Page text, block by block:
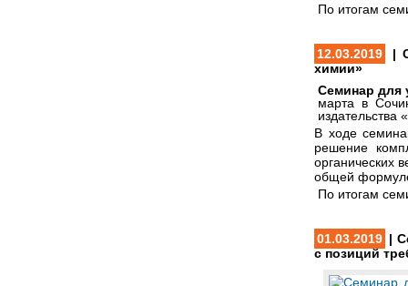
По итогам
12.03.2019
|
химии»
Семинар для
марта в
издательства
В ходе
решение
органических
общей
По итогам
01.03.2019 |
с позиций